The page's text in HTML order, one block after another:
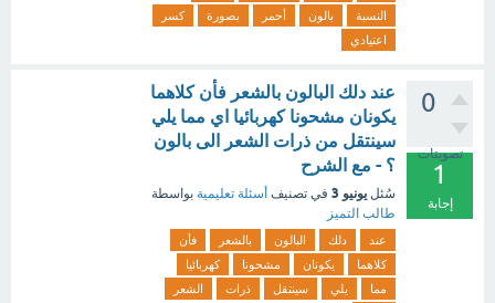
النسبة
بالون أحمر بصورة
كسر
اعتيادي
0
تصويتات
1
إجابة
عند دلك البالون بالشعر فأن كلاهما
يكونان مشحونا كهربائيا اي مما يلي
سينتقل من ذرات الشعر الى بالون
؟ - مع الشرح
سُئل يونيو 3 في تصنيف أسئلة تعليمية بواسطة
طالب التميز
عند دلك البالون بالشعر
فأن
كلاهما
يكونان مشحونا
كهربائيا
مما
يلي سينتقل ذرات
الشعر